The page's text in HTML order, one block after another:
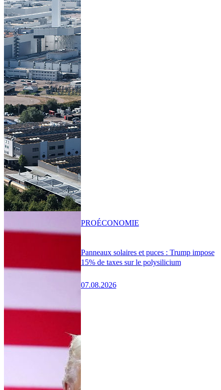
Panneaux solaires et puces : Trump impose
15% de taxes sur le polysilicium
07.08.2026
PROÉCONOMIE